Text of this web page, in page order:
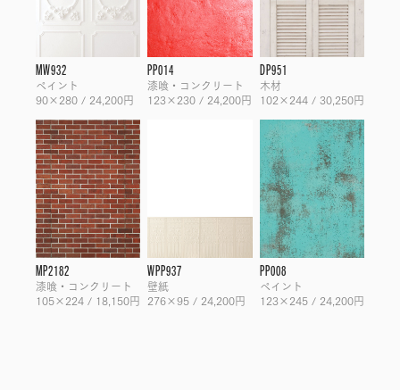
MW932
ペイント
90×280 / 24,200円
PP014
漆喰・コンクリート
123×230 / 24,200円
DP951
木材
102×244 / 30,250円
MP2182
漆喰・コンクリート
105×224 / 18,150円
WPP937
壁紙
276×95 / 24,200円
PP008
ペイント
123×245 / 24,200円